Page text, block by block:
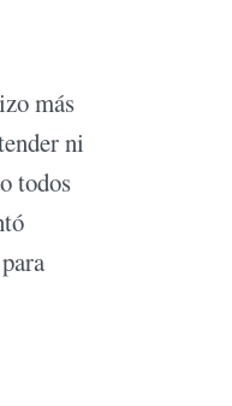
más
ni
todos